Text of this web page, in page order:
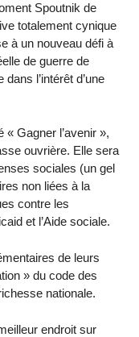
Spoutnik de
totalement cynique
à un nouveau défi à
de guerre de
l’intérêt d’une
« Gagner l’avenir »,
ouvrière. Elle sera
sociales (un gel
non liées à la
contre les
et l’Aide sociale.
de leurs
» du code des
nationale.
endroit sur